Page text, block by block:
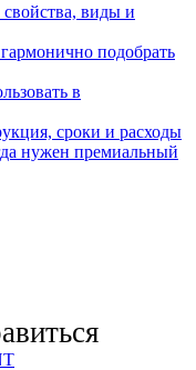
виды и
подобрать
в
сроки и расходы
нужен премиальный